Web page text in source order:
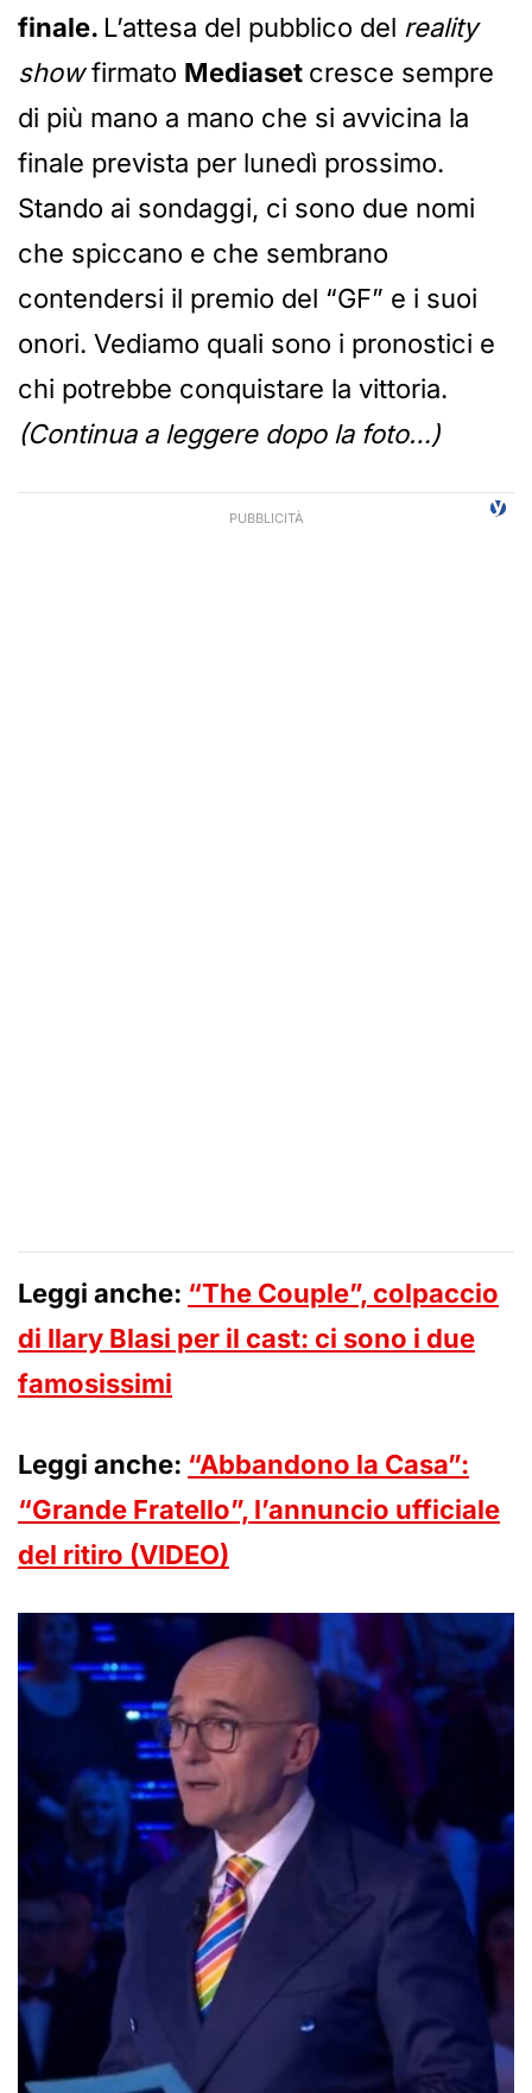
finale. L’attesa del pubblico del reality
showfirmato Mediaset cresce sempre
di più mano a mano che si avvicina la
finale prevista per lunedì prossimo.
Stando ai sondaggi, ci sono due nomi
che spiccano e che sembrano
contendersi il premio del “GF” e i suoi
onori. Vediamo quali sono i pronostici e
chi potrebbe conquistare la vittoria.
(Continua a leggere dopo la foto…)
Leggi anche: “The Couple”, colpaccio
di Ilary Blasi per il cast: ci sono i due
famosissimi
Leggi anche: “Abbandono la Casa”:
“Grande Fratello”, l’annuncio ufficiale
del ritiro (VIDEO)